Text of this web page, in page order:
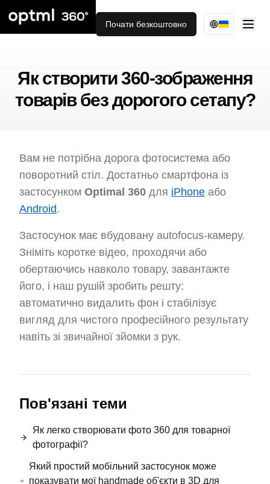
Почати безкоштовно
Як створити 360-зображення
товарів без дорогого сетапу?
Вам не потрібна дорога фотосистема або
поворотний стіл. Достатньо смартфона із
застосунком Optimal 360 для iPhone або
Android.
Застосунок має вбудовану autofocus-камеру.
Зніміть коротке відео, проходячи або
обертаючись навколо товару, завантажте
його, і наш рушій зробить решту:
автоматично видалить фон і стабілізує
вигляд для чистого професійного результату
навіть зі звичайної зйомки з рук.
Пов'язані теми
Як легко створювати фото 360 для товарної
фотографії?
Який простий мобільний застосунок може
показувати мої handmade об'єкти в 3D для